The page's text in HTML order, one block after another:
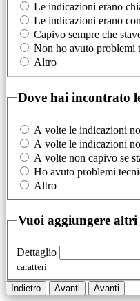
Le indicazioni erano
Le indicazioni erano
Capivo sempre che
Non ho avuto problemi
Altro
Dove hai incontrato
A volte le indicazioni
A volte le indicazioni
A volte non capivo se
Ho avuto problemi
Altro
Vuoi aggiungere
Dettaglio
caratteri
Indietro Avanti Avanti